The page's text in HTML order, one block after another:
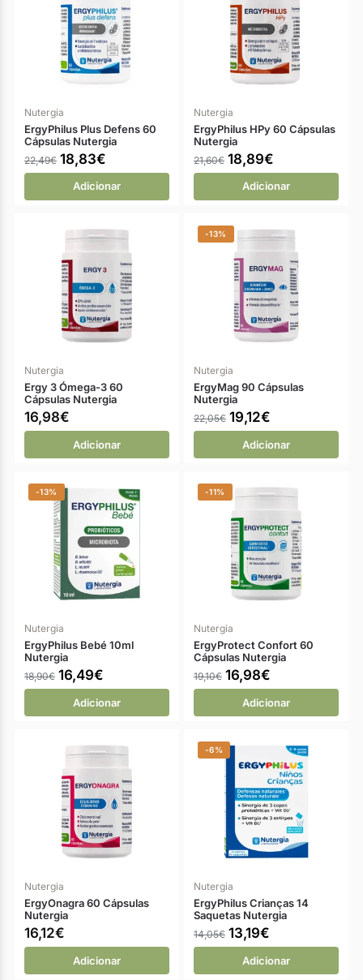
Nutergia
ErgyPhilus Plus Defens 60
Cápsulas Nutergia
22,49€ 18,83€
Adicionar
Nutergia
ErgyPhilus HPy 60 Cápsulas
Nutergia
21,60€ 18,89€
Adicionar
Nutergia
Ergy 3 Ómega-3 60
Cápsulas Nutergia
16,98€
Adicionar
-13%
Nutergia
ErgyMag 90 Cápsulas
Nutergia
22,05€ 19,12€
Adicionar
-13%
Nutergia
ErgyPhilus Bebé 10ml
Nutergia
18,90€ 16,49€
Adicionar
-11%
Nutergia
ErgyProtect Confort 60
Cápsulas Nutergia
19,10€ 16,98€
Adicionar
Nutergia
ErgyOnagra 60 Cápsulas
Nutergia
16,12€
Adicionar
-6%
Nutergia
ErgyPhilus Crianças 14
Saquetas Nutergia
14,05€ 13,19€
Adicionar